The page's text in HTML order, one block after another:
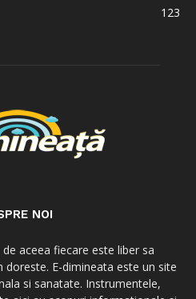
123
NOI
aceea fiecare este liber sa
doreste. E-dimineata este un site
si sanatate. Instrumentele,